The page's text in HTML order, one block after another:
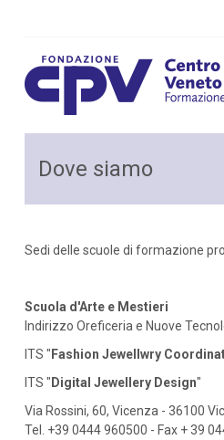
Dove siamo
Dove siamo
Sedi delle scuole di formazione
Scuola d'Arte e Mestieri
Indirizzo Oreficeria e Nuove
ITS " Fashion Jewellwry
ITS " Digital Jewellery Design"
Via Rossini, 60, Vicenza - 36100
Tel. +39 0444 960500 - Fax + 39